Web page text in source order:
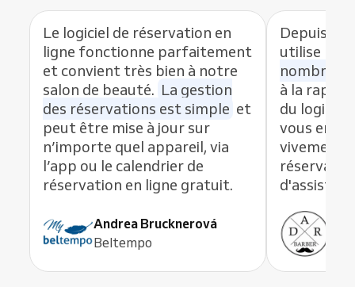
Le logiciel de réservation en
ligne fonctionne parfaitement
et convient très bien à notre
salon de beauté. La gestion
des réservations est simple et
peut être mise à jour sur
n’importe quel appareil, via
l’app ou le calendrier de
réservation en ligne gratuit.
Andrea Brucknerová
Beltempo
Depuis
utilise
nombre
à la
du logiciel
vous en
vivement